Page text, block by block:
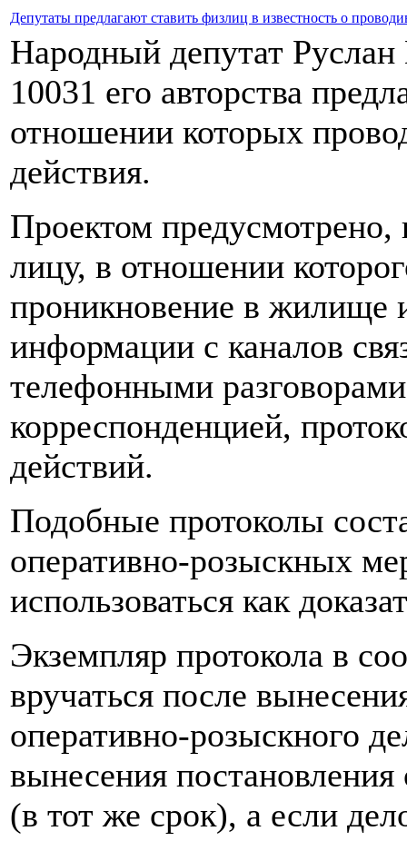
Депутаты предлагают ставить физлиц в известность о
Народный депутат
10031 его авторства
отношении которых
действия.
Проектом предусмотрено,
лицу, в отношении
проникновение в жилище
информации с каналов
телефонными
корреспонденцией,
действий.
Подобные протоколы
оперативно-розыскных
использоваться как
Экземпляр протокола в
вручаться после
оперативно-розыскного
вынесения
(в тот же срок), а если